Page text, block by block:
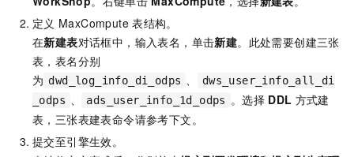
定义 MaxCompute 表结构。
在新建表对话框中，输入表名，单击新建。此处需要创建三张
表，表名分别
为 dwd_log_info_di_odps
dws_user_info_all_di
_odps
ads_user_info_1d_odps 。选择 DDL 方式建
表，三张表建表命令请参考下文。
提交至引擎生效。